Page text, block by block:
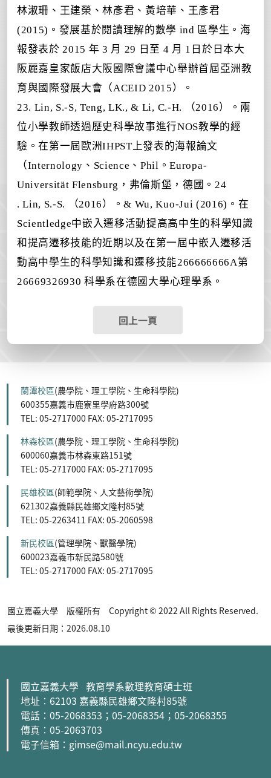
林淑珊、王建榮、林彥君、黃培華、王彥君
(2015)。發展基於閱讀理解的數學 ind 區學生。海
報發表於 2015 年 3 月 29 日至 4 月 1日於 日本大
阪麗嘉皇家飯店大阪國際會議中心舉辦首屆亞洲教
育與國際發展大會（ACEID 2015）
。
23. Lin, S.-S, Teng, LK., & Li, C.-H. （2016）。兩
位小學教師透過歷史科學故事進行NOS教學的經
驗。在第一屆歐洲IHPST上發表的海報論文
（Internology、Science、Phil。Europa-
Universität Flensburg，弗倫斯堡，德國。24
.Lin, S.-S. （2016）。& Wu, Kuo-Jui (2016)。在
Scientledge中嵌入遷移活動提高高中生的科學知識
和提高遷移技能的近期以及在第一屆中嵌入遷移活
動高中學生的科學知識和遷移技能266666666A第
26669326930 科學系在德國 大學心理學系。
回上一頁
蘭潭校區(農學院、理工學院、生命科學院)
600355嘉義市鹿寮里學府路300號
TEL: 05-2717000 FAX: 05-2717095
林森校區(農學院、理工學院、生命科學院)
600060嘉義市林森東路151號
TEL: 05-2717000 FAX: 05-2717095
民雄校區(師範學院、人文藝術學院)
621302嘉義縣民雄鄉文隆村85號
TEL: 05-2263411 FAX: 05-2060598
新民校區(管理學院、獸醫學院)
600023嘉義市新民路580號
TEL: 05-2717000 FAX: 05-2717095
國立嘉義大學 版權所有 Copyright © 2022 All Rights Reserved.
最後更新日期：2026.08.10
國立嘉義大學 教育學系數理教育碩士班
地址：62103 嘉義縣民雄鄉文隆村85號
電話：05-2068353 ；05-2068354 ；05-2068355
傳真：05-2063703
電子信箱：gimse@mail.ncyu.edu.tw